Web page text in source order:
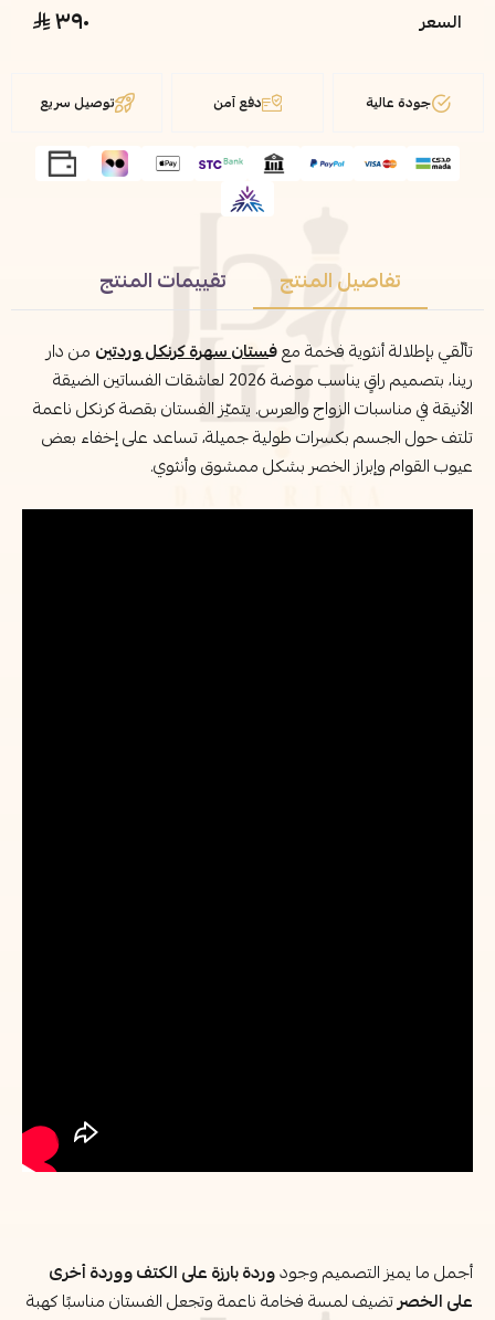
السعر ٣٩٠
جودة عالية دفع آمن توصيل سريع
تفاصيل المنتج تقييمات المنتج
تألّقي بإطلالة أنثوية فخمة معفستان سهرة كرنكل وردتين من دار
رينا، بتصميم راقٍ يناسب موضة 2026 لعاشقات الفساتين الضيقة
الأنيقة في مناسبات الزواج والعرس. يتميّز الفستان بقصة كرنكل ناعمة
تلتف حول الجسم بكسرات طولية جميلة، تساعد على إخفاء بعض
عيوب القوام وإبراز الخصر بشكل ممشوق وأنثوي.
أجمل ما يميز التصميم وجودوردة بارزة على الكتف ووردة أخرى
على الخصرتضيف لمسة فخامة ناعمة وتجعل الفستان مناسبًا كهبة